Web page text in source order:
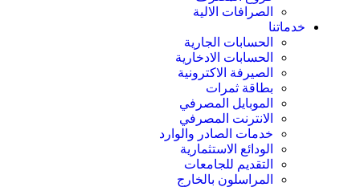
الصرافات الالية
خدماتنا
الحسابات الجارية
الحسابات الادخارية
الصيرفة الاكترونية
بطاقة ثمرات
الموبايل المصرفي
الانترنت المصرفي
خدمات الصادر والوارد
الودائع الاستثمارية
التقديم للجامعات
المراسلون بالخارج